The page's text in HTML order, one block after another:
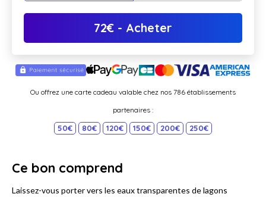
72€ - Acheter
Ou offrez une carte cadeau valable chez nos 786 établissements
partenaires :
50€ 80€ 120€ 150€ 200€ 250€
Ce bon comprend
Laissez-vous porter vers les eaux transparentes de lagons